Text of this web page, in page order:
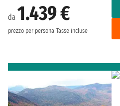
da 1.439 €
prezzo per persona Tasse incluse